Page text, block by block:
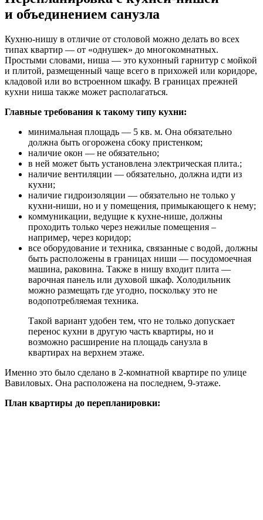
и объединением санузла
Кухню-нишу в отличие от столовой можно делать во всех
типах квартир — от «однушек» до многокомнатных.
Простыми словами, ниша — это кухонный гарнитур с мойкой
и плитой, размещенный чаще всего в прихожей или коридоре,
кладовой или во встроенном шкафу. В границах прежней
кухни ниша также может располагаться.
Главные требования к такому типу кухни:
минимальная площадь — 5 кв. м. Она обязательно
должна быть огорожена сбоку пристенком;
наличие окон — не обязательно;
в ней может быть установлена электрическая плита.;
наличие вентиляции — обязательно, должна идти из
кухни;
наличие гидроизоляции — обязательно не только у
кухни-ниши, но и у помещения, примыкающего к нему;
коммуникации, ведущие к кухне-нише, должны
проходить только через нежилые помещения –
например, через коридор;
все оборудование и техника, связанные с водой, должны
быть расположены в границах ниши — посудомоечная
машина, раковина. Также в нишу входит плита —
варочная панель или духовой шкаф. Холодильник
можно размещать где угодно, поскольку это не
водопотребляемая техника.
Такой вариант удобен тем, что не только допускает
перенос кухни в другую часть квартиры, но и
возможно расширение на площадь санузла в
квартирах на верхнем этаже.
Именно это было сделано в 2-комнатной квартире по улице
Вавиловых. Она расположена на последнем, 9-этаже.
План квартиры до перепланировки: